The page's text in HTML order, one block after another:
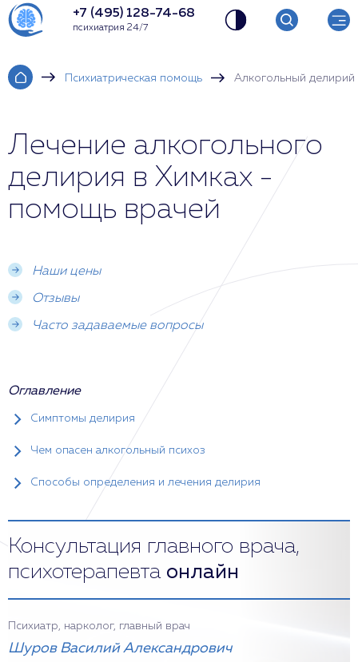
+7 (495) 128-74-68
психиатрия 24/7
Психиатрическая помощь Алкогольный делирий
Лечение алкогольного
делирия в Химках -
помощь врачей
Наши цены
Отзывы
Часто задаваемые вопросы
Оглавление
Симптомы делирия
Чем опасен алкогольный психоз
Способы определения и лечения делирия
Консультация главного врача,
психотерапевта онлайн
Психиатр, нарколог, главный врач
Шуров Василий Александрович